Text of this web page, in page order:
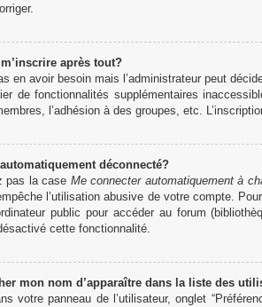
après tout?
en avoir besoin mais l’administrateur peut
de fonctionnalités supplémentaires
l’adhésion à des groupes, etc.
déconnecté?
pas la case Me connecter automatiquement à
l’utilisation abusive de votre compte.
public pour accéder au forum
cette fonctionnalité.
mon nom d’apparaître dans la liste des
votre panneau de l’utilisateur, onglet